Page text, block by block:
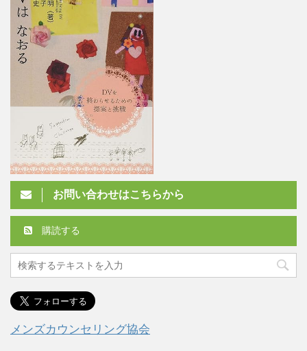
お問い合わせはこちらから
購読する
メンズカウンセリング協会